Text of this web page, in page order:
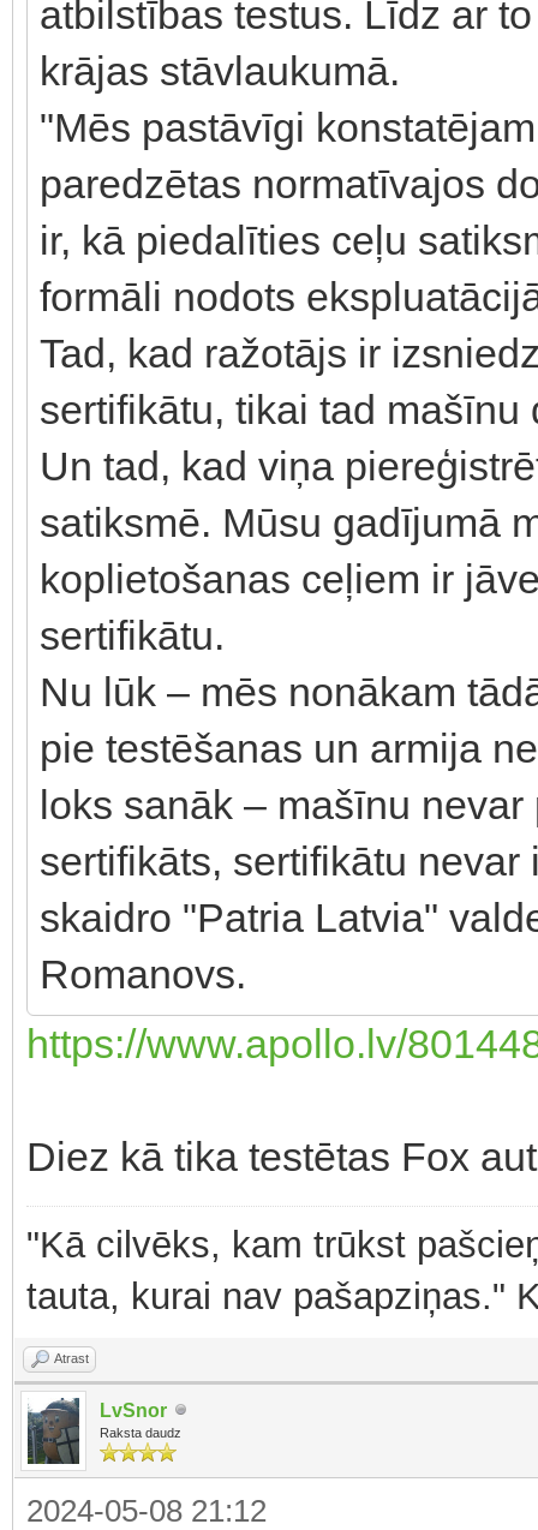
atbilstības testus. Līdz ar
krājas stāvlaukumā.
"Mēs pastāvīgi
paredzētas normatīvajos
ir, kā piedalīties ceļu
formāli nodots
Tad, kad ražotājs ir
sertifikātu, tikai tad mašīnu
Un tad, kad viņa
satiksmē. Mūsu gadījumā
koplietošanas ceļiem ir
sertifikātu.
Nu lūk – mēs nonākam
pie testēšanas un armija
loks sanāk – mašīnu
sertifikāts, sertifikātu
skaidro "Patria Latvia"
Romanovs.
https://www.apollo.lv/
Diez kā tika testētas Fox
"Kā cilvēks, kam trūkst
tauta, kurai nav pašapziņas."
Atrast
LvSnor
Raksta daudz
2024-05-08 21:12